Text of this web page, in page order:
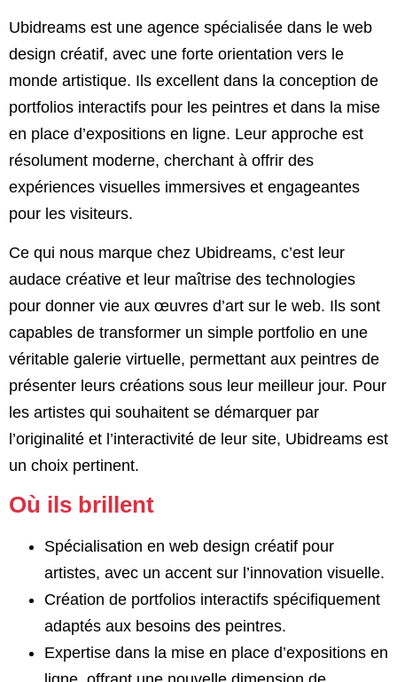
Ubidreams est une agence spécialisée dans le web
design créatif, avec une forte orientation vers le
monde artistique. Ils excellent dans la conception de
portfolios interactifs pour les peintres et dans la mise
en place d’expositions en ligne. Leur approche est
résolument moderne, cherchant à offrir des
expériences visuelles immersives et engageantes
pour les visiteurs.
Ce qui nous marque chez Ubidreams, c’est leur
audace créative et leur maîtrise des technologies
pour donner vie aux œuvres d’art sur le web. Ils sont
capables de transformer un simple portfolio en une
véritable galerie virtuelle, permettant aux peintres de
présenter leurs créations sous leur meilleur jour. Pour
les artistes qui souhaitent se démarquer par
l’originalité et l’interactivité de leur site, Ubidreams est
un choix pertinent.
Où ils brillent
Spécialisation en web design créatif pour
artistes, avec un accent sur l’innovation visuelle.
Création de portfolios interactifs spécifiquement
adaptés aux besoins des peintres.
Expertise dans la mise en place d’expositions en